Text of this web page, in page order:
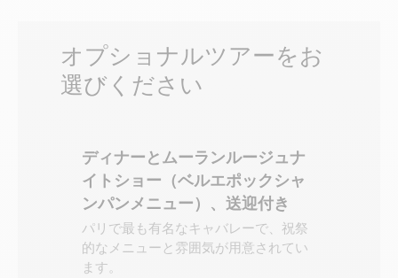
オプショナルツアーをお
選びください
ディナーとムーランルージュナ
イトショー（ベルエポックシャ
ンパンメニュー）、送迎付き
パリで最も有名なキャバレーで、祝祭
的なメニューと雰囲気が用意されてい
ます。